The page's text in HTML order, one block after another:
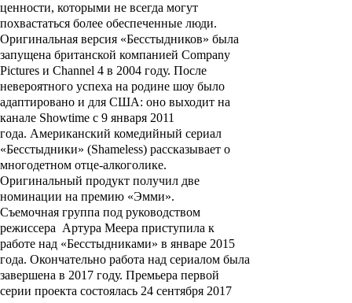
ценности, которыми не всегда могут
похвастаться более обеспеченные люди.
Оригинальная версия «Бесстыдников» была
запущена британской компанией Company
Pictures и Channel 4 в 2004 году. После
невероятного успеха на родине шоу было
адаптировано и для США: оно выходит на
канале Showtime с 9 января 2011
года. Американский комедийный сериал
«Бесстыдники» (Shameless) рассказывает о
многодетном отце-алкоголике.
Оригинальный продукт получил две
номинации на премию «Эмми».
Съемочная группа под руководством
режиссера Артура Меера приступила к
работе над «Бесстыдниками» в январе 2015
года. Окончательно работа над сериалом была
завершена в 2017 году. Премьера первой
серии проекта состоялась 24 сентября 2017